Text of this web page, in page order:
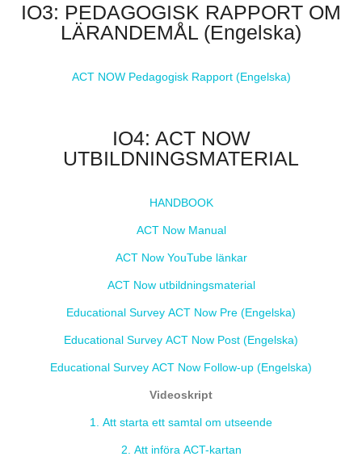
IO3: PEDAGOGISK RAPPORT OM
LÄRANDEMÅL (Engelska)
ACT NOW Pedagogisk Rapport (Engelska)
IO4: ACT NOW
UTBILDNINGSMATERIAL
HANDBOOK
ACT Now Manual
ACT Now YouTube länkar
ACT Now utbildningsmaterial
Educational Survey ACT Now Pre (Engelska)
Educational Survey ACT Now Post (Engelska)
Educational Survey ACT Now Follow-up (Engelska)
Videoskript
1. Att starta ett samtal om utseende
2. Att införa ACT-kartan